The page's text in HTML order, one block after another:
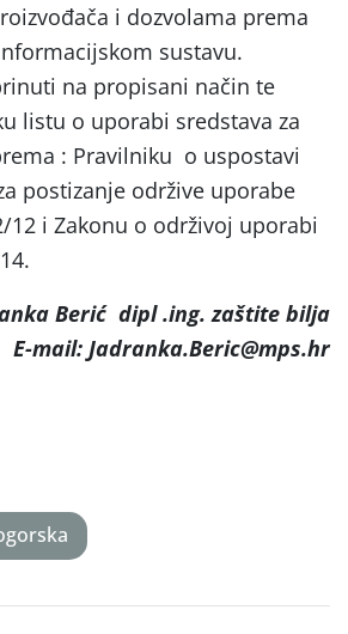
i dozvolama prema
sustavu.
na propisani način te
listu o uporabi sredstava za
: Pravilniku o uspostavi
postizanje održive uporabe
12 i Zakonu o održivoj uporabi
Berić dipl .ing. zaštite bilja
E-mail: Jadranka.Beric@mps.hr